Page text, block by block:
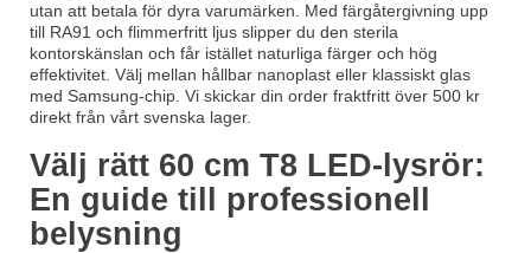
utan att betala för dyra varumärken. Med färgåtergivning upp
till RA91 och flimmerfritt ljus slipper du den sterila
kontorskänslan och får istället naturliga färger och hög
effektivitet. Välj mellan hållbar nanoplast eller klassiskt glas
med Samsung-chip. Vi skickar din order fraktfritt över 500 kr
direkt från vårt svenska lager.
Välj rätt 60 cm T8 LED-lysrör:
En guide till professionell
belysning